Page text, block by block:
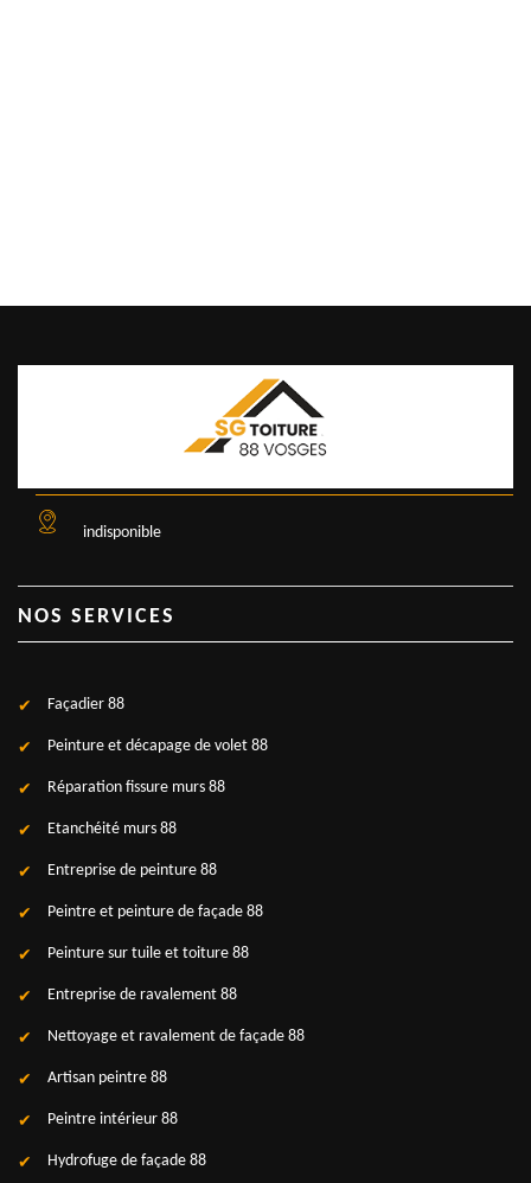
indisponible
NOS SERVICES
Façadier 88
Peinture et décapage de volet 88
Réparation fissure murs 88
Etanchéité murs 88
Entreprise de peinture 88
Peintre et peinture de façade 88
Peinture sur tuile et toiture 88
Entreprise de ravalement 88
Nettoyage et ravalement de façade 88
Artisan peintre 88
Peintre intérieur 88
Hydrofuge de façade 88